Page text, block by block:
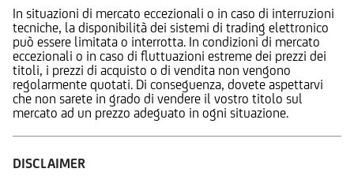
In situazioni di mercato eccezionali o in caso di interruzioni
tecniche, la disponibilità dei sistemi di trading elettronico
può essere limitata o interrotta. In condizioni di mercato
eccezionali o in caso di fluttuazioni estreme dei prezzi dei
titoli, i prezzi di acquisto o di vendita non vengono
regolarmente quotati. Di conseguenza, dovete aspettarvi
che non sarete in grado di vendere il vostro titolo sul
mercato ad un prezzo adeguato in ogni situazione.
DISCLAIMER